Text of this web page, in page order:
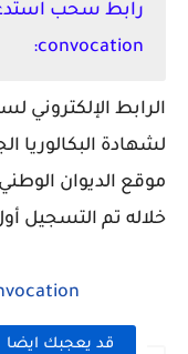
convocation:
الرابط الإلكتروني
موقع الديوان
خلاله تم التسجيل
قد يعجبك ايضا